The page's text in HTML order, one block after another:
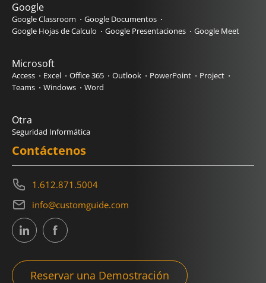
Google
Google Classroom
Google Documentos
Google Hojas de Calculo
Google Presentaciones Google Meet
Microsoft
Access Excel Office 365 Outlook PowerPoint
Project
Teams
Windows Word
Otra
Seguridad Informática
Contáctenos
1.612.871.5004
info@customguide.com
Reservar una Demostración